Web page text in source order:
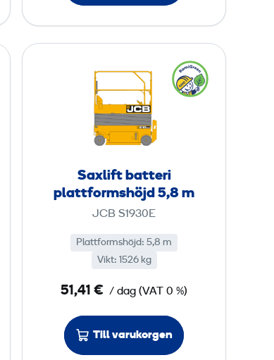
a
t
t
r
m
s
ö
j
d
5
,
9
m
a
x
i
f
t
b
t
e
p
l
a
Saxlift batteri
plattformshöjd 5,8 m
JCB S1930E
Plattformshöjd: 5,8 m
Vikt: 1526 kg
51,41 € / dag (VAT 0 %)
Till varukorgen